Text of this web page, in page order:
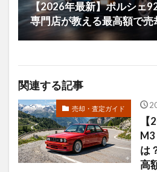
【2026年最新】ポルシェ
専門店が教える最高額で売
関連する記事
売却・査定ガイド
は
高